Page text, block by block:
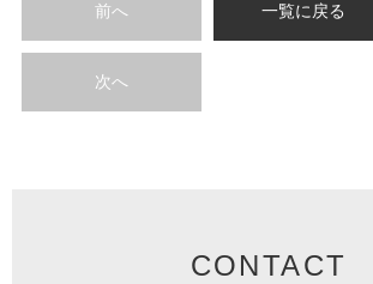
前へ 一覧に戻る
次へ
CONTACT